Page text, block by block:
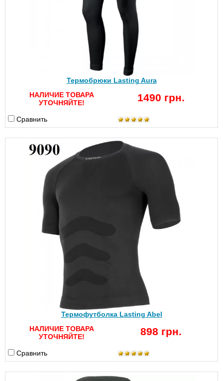
Термобрюки Lasting Aura
НАЛИЧИЕ ТОВАРА
УТОЧНЯЙТЕ!
1490 грн.
Сравнить
Термофутболка Lasting Abel
НАЛИЧИЕ ТОВАРА
УТОЧНЯЙТЕ!
898 грн.
Сравнить